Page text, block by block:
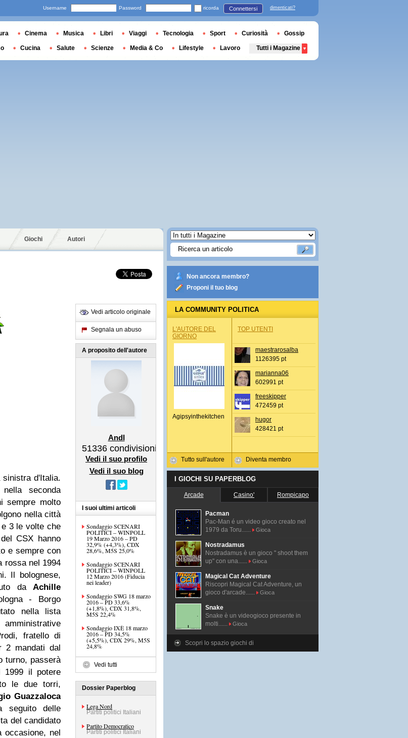
Giochi Autori
sinistra d'Italia.
seconda
sempre molto
nella città
3 le volte che
CSX hanno
e sempre con
rossa nel 1994
Il bolognese,
da Achille
- Borgo
nella lista
fratello di
2 mandati dal
turno, passerà
1999 il potere
le due torri,
Guazzaloca
seguito delle
del candidato
occasione, nel
Vedi articolo originale
Segnala un abuso
A proposito dell'autore
Andl
51336 condivisioni
Vedi il suo profilo
Vedi il suo blog
I suoi ultimi articoli
Sondaggio SCENARI
POLITICI – WINPOLL
19 Marzo 2016 – PD
32,9% (+4,3%), CDX
28,6%, M5S 25,0%
Sondaggio SCENARI
POLITICI – WINPOLL
12 Marzo 2016 (Fiducia
nei leader)
Sondaggio SWG 18 marzo
2016 – PD 33,6%
(+1,8%), CDX 31,8%,
M5S 22,4%
Sondaggio IXÈ 18 marzo
2016 – PD 34,5%
(+5,5%), CDX 29%, M5S
24,8%
Vedi tutti
Dossier Paperblog
Lega Nord
Partiti politici Italiani
Partito Democratico
Partiti politici Italiani
Non ancora membro?
Proponi il tuo blog
LA COMMUNITY POLITICA
L'AUTORE DEL
GIORNO
Agipsyinthekitchen
Tutto sull'autore
TOP UTENTI
maestrarosalba
1126395 pt
marianna06
602991 pt
freeskipper
472459 pt
hugor
428421 pt
Diventa membro
I GIOCHI SU PAPERBLOG
Arcade Casino' Rompicapo
Pacman
Pac-Man é un video gioco creato nel
1979 da Toru......
Gioca
Nostradamus
Nostradamus è un gioco " shoot them
up" con una......
Gioca
Magical Cat Adventure
Riscopri Magical Cat Adventure, un
gioco d'arcade......
Gioca
Snake
Snake è un videogioco presente in
molti......
Gioca
Scopri lo spazio giochi di
Username Password ricorda Connettersi dimenticati?
Cinema Musica Libri Viaggi Tecnologia Sport Curiosità Gossip
Cucina Salute Scienze Media & Co Lifestyle Lavoro Tutti i Magazine